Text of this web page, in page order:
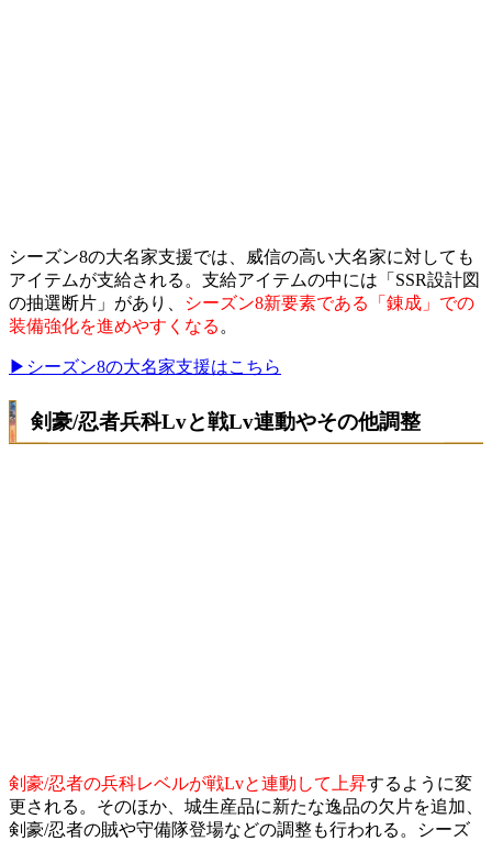
シーズン8の大名家支援では、威信の高い大名家に対しても
アイテムが支給される。支給アイテムの中には「SSR設計図
の抽選断片」があり、
シーズン8新要素である「錬成」での
装備強化を進めやすくなる 。
▶シーズン8の大名家支援はこちら
剣豪/忍者兵科Lvと戦Lv連動やその他調整
剣豪/忍者の兵科レベルが戦Lvと連動して上昇するように変
更される。そのほか、城生産品に新たな逸品の欠片を追加、
剣豪/忍者の賊や守備隊登場などの調整も行われる。シーズ